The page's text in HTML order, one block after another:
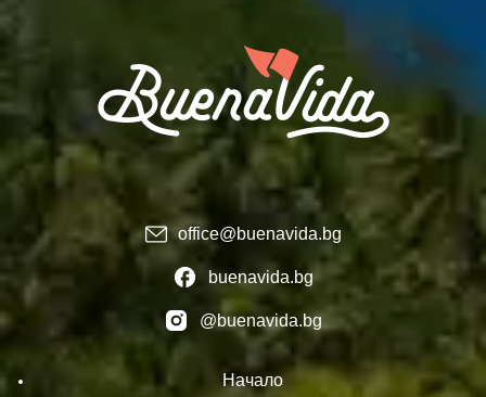
office@buenavida.bg
buenavida.bg
@buenavida.bg
Начало